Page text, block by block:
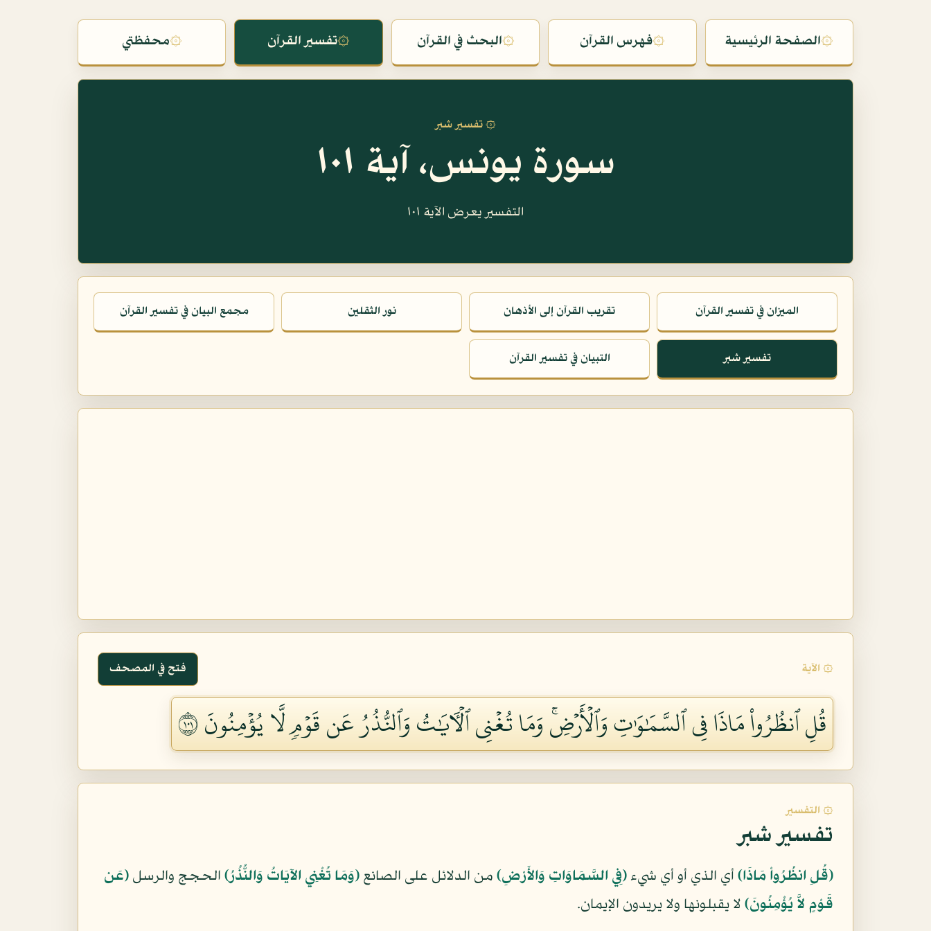
۞الصفحة الرئيسية ۞فهرس القرآن ۞البحث في القرآن ۞تفسير القرآن ۞محفظتي
۞ تفسير شبر
سورة يونس، آية ١٠١
التفسير يعرض الآية ١٠١
الميزان في تفسير القرآن تقريب القرآن إلى الأذهان نور الثقلين مجمع البيان في تفسير القرآن
تفسير شبر التبيان في تفسير القرآن
۞ الآية فتح في المصحف
قُلِ ٱنظُرُواْ مَاذَا فِي ٱلسَّمَٰوَٰتِ وَٱلۡأَرۡضِۚ وَمَا تُغۡنِي ٱلۡأٓيَٰتُ وَٱلنُّذُرُ عَن قَوۡمٖ لَّا يُؤۡمِنُونَ ١٠١
۞ التفسير
تفسير شبر
﴿قُلِ انظُرُواْ مَاذَا﴾ أي الذي أو أي شيء ﴿فِي السَّمَاوَاتِ وَالأَرْضِ﴾ من الدلائل على الصانع ﴿وَمَا تُغْنِي الآيَاتُ وَالنُّذُرُ﴾ الحجج والرسل ﴿عَن
قَوْمٍ لاَّ يُؤْمِنُونَ﴾ لا يقبلونها ولا يريدون الإيمان.